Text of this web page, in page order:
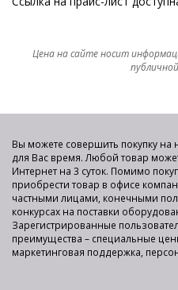
Цена на сайте носит
Вы можете совершить покупку на
для Вас время. Любой товар
Интернет на 3 суток. Помимо
приобрести товар в офисе
частными лицами, конечными
конкурсах на поставки
Зарегистрированные
преимущества – специальные
маркетинговая поддержка,